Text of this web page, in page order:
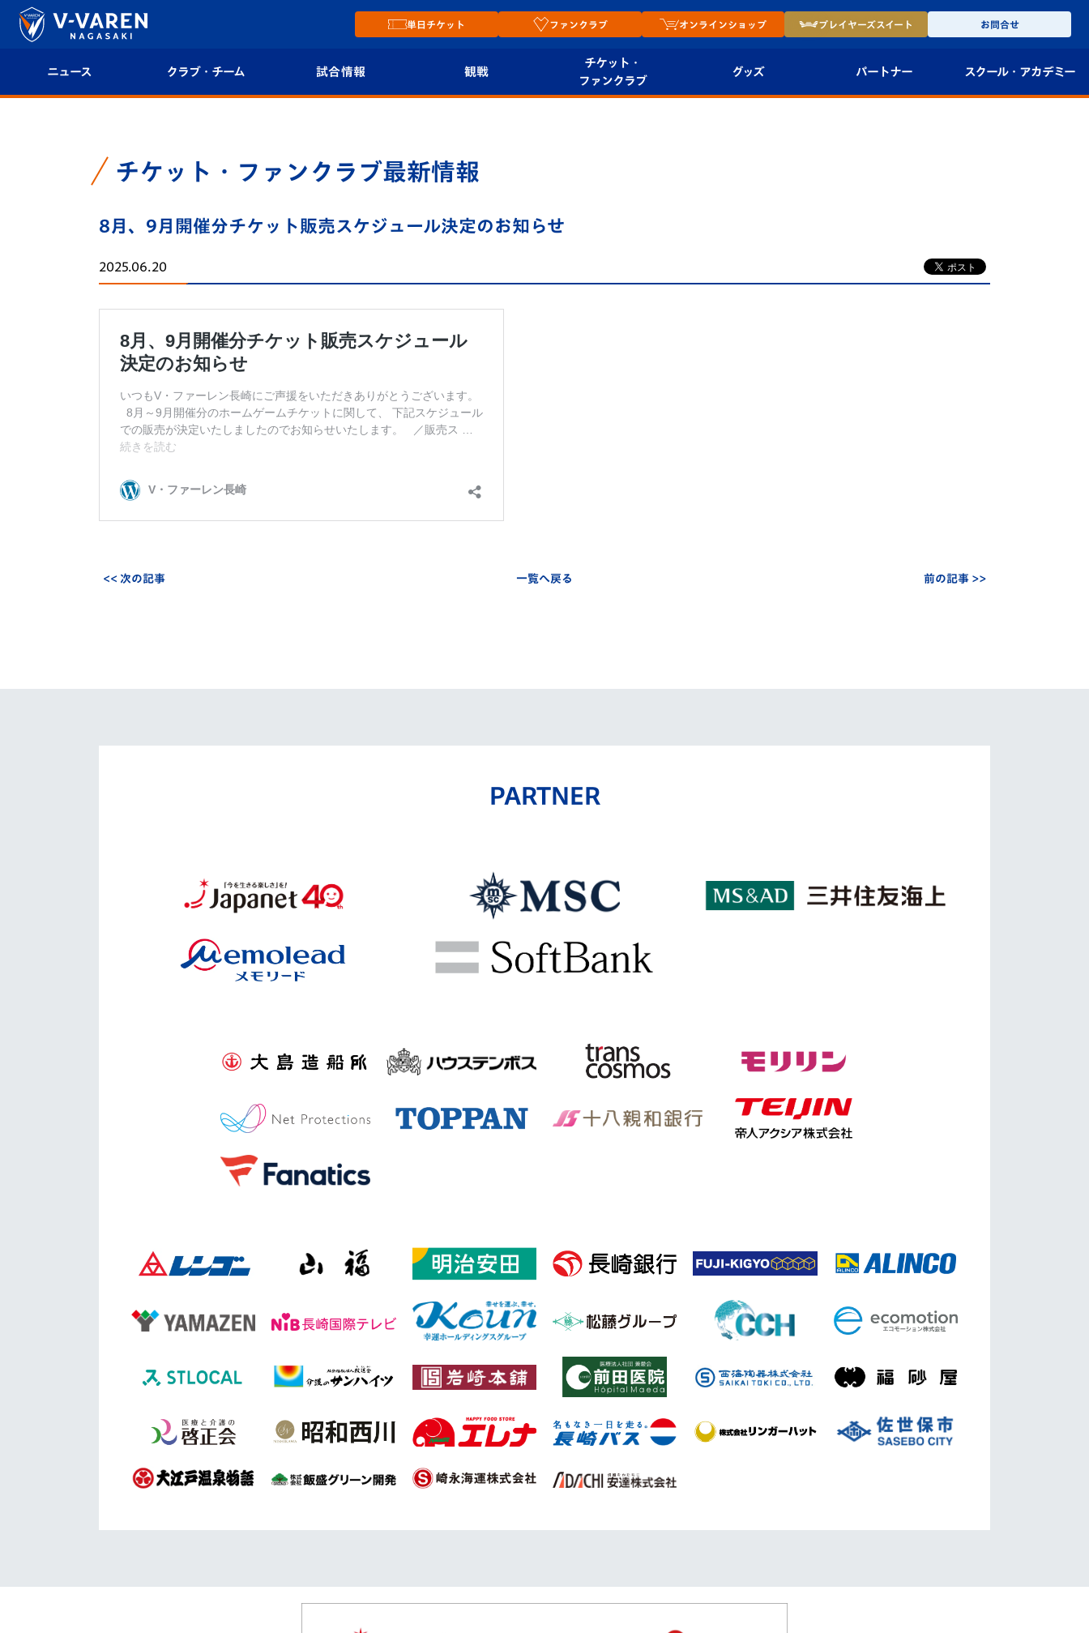
単日チケット ファンクラブ オンラインショップ プレイヤーズスイート お問合せ
ニュース クラブ・チーム
選手プロフィール
マスコット紹介
チームスケジュール
クラブハウス（練習
ホームタウン活動
試合情報
フォトギャラリー
観戦
ド
Revive Team
おもてなしガイド
ォーム入場）
チケット・
ファンクラブ
グッズ パートナー スクール・ アカデミー
スクール
チケット・ファンクラブ最新情報
8月、9月開催分チケット販売スケジュール決定のお知らせ
2025.06.20
<< 次の記事 一覧へ戻る 前の記事 >>
PARTNER